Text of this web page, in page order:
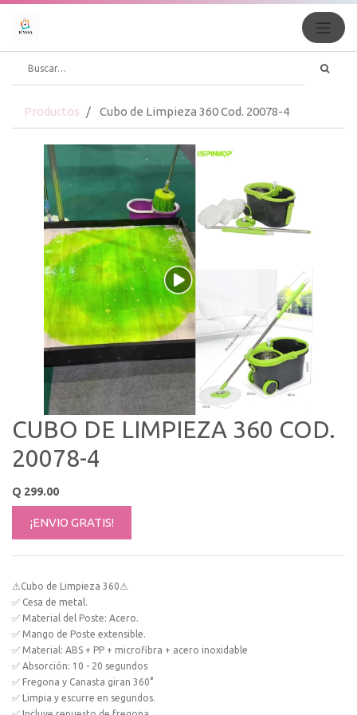
Productos Cubo de Limpieza 360 Cod. 20078-4
CUBO DE LIMPIEZA 360 COD.
20078-4
Q 299.00
¡ENVIO GRATIS!
⚠Cubo de Limpieza 360⚠
✅ Cesa de metal.
✅ Material del Poste: Acero.
✅ Mango de Poste extensible.
✅ Material: ABS + PP + microfibra + acero inoxidable
✅ Absorción: 10 - 20 segundos
✅ Fregona y Canasta giran 360°
✅ Limpia y escurre en segundos.